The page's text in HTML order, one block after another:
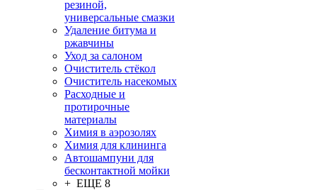
резиной,
универсальные смазки
Удаление битума и
ржавчины
Уход за салоном
Очиститель стёкол
Очиститель насекомых
Расходные и
протирочные
материалы
Химия в аэрозолях
Химия для клининга
Автошампуни для
бесконтактной мойки
+ ЕЩЕ 8